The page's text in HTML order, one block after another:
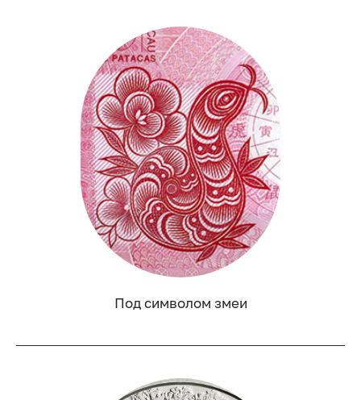
Под символом змеи